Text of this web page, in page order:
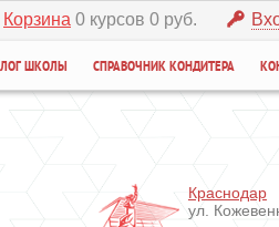
Корзина 0 курсов 0 руб.
ШКОЛЫ СПРАВОЧНИК КОНДИТЕРА
Краснодар
ул.